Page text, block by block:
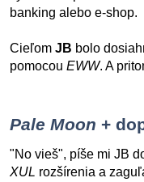
banking alebo e-shop.
Cieľom JB bolo
pomocou EWW. A
Pale Moon +
"No vieš", píše mi JB
XUL rozšírenia a